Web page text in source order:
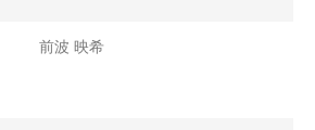
前波 映希